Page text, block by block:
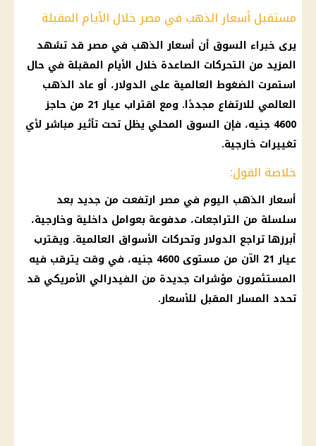
مستقبل أسعار الذهب في مصر خلال الأيام المقبلة
يرى خبراء السوق أن أسعار الذهب في مصر قد تشهد
المزيد من التحركات الصاعدة خلال الأيام المقبلة في حال
استمرت الضغوط العالمية على الدولار، أو عاد الذهب
العالمي للارتفاع مجددًا. ومع اقتراب عيار 21 من حاجز
4600 جنيه، فإن السوق المحلي يظل تحت تأثير مباشر لأي
تغييرات خارجية.
خلاصة القول:
أسعار الذهب اليوم في مصر ارتفعت من جديد بعد
سلسلة من التراجعات، مدفوعة بعوامل داخلية وخارجية،
أبرزها تراجع الدولار وتحركات الأسواق العالمية. ويقترب
عيار 21 الآن من مستوى 4600 جنيه، في وقت يترقب فيه
المستثمرون مؤشرات جديدة من الفيدرالي الأمريكي قد
تحدد المسار المقبل للأسعار.